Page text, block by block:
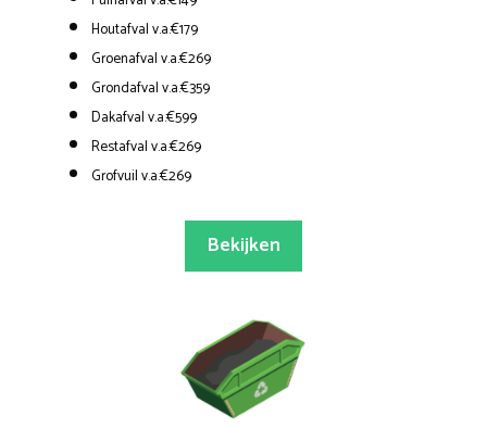
Houtafval v.a.€179
Groenafval v.a.€269
Grondafval v.a.€359
Dakafval v.a.€599
Restafval v.a.€269
Grofvuil v.a.€269
Bekijken